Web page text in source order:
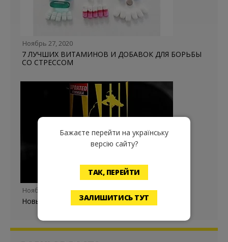
Ноябрь 27, 2020
7 ЛУЧШИХ ВИТАМИНОВ И ДОБАВОК ДЛЯ БОРЬБЫ
СО СТРЕССОМ
Ноябрь 06, 2020
Новый Animal Pak Updated Formula
Бажаєте перейти на українську
версію сайту?
ТАК, ПЕРЕЙТИ
ЗАЛИШИТИСЬ ТУТ